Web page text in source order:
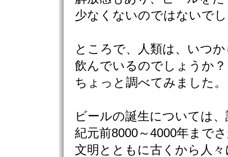
少なくないのではないで
ところで、人類は、いつ
飲んでいるのでしょうか？
ちょっと調べてみました。
ビールの誕生については
紀元前8000～4000年まで
文明とともに古くから人々